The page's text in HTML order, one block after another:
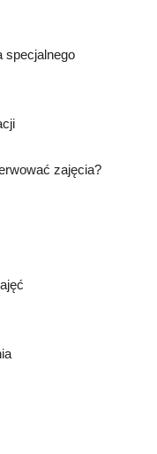
specjalnego
zajęcia?